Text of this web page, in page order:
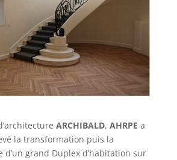
ARCHIBALD, AHRPE a
la transformation puis la
d’un grand Duplex d’habitation sur